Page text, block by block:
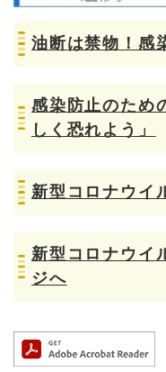
油断は禁物！感
感染防止のため
しく恐れよう」
新型コロナウイ
新型コロナウイ
ジへ